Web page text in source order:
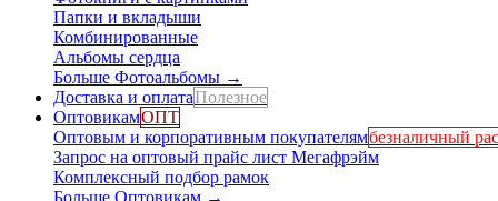
Папки и вкладыши
Комбинированные
Альбомы сердца
Больше Фотоальбомы →
Доставка и оплатаПолезное
ОптовикамОПТ
Оптовым и корпоративным покупателямбезналичный
Запрос на оптовый прайс лист Мегафрэйм
Комплексный подбор рамок
Больше Оптовикам →